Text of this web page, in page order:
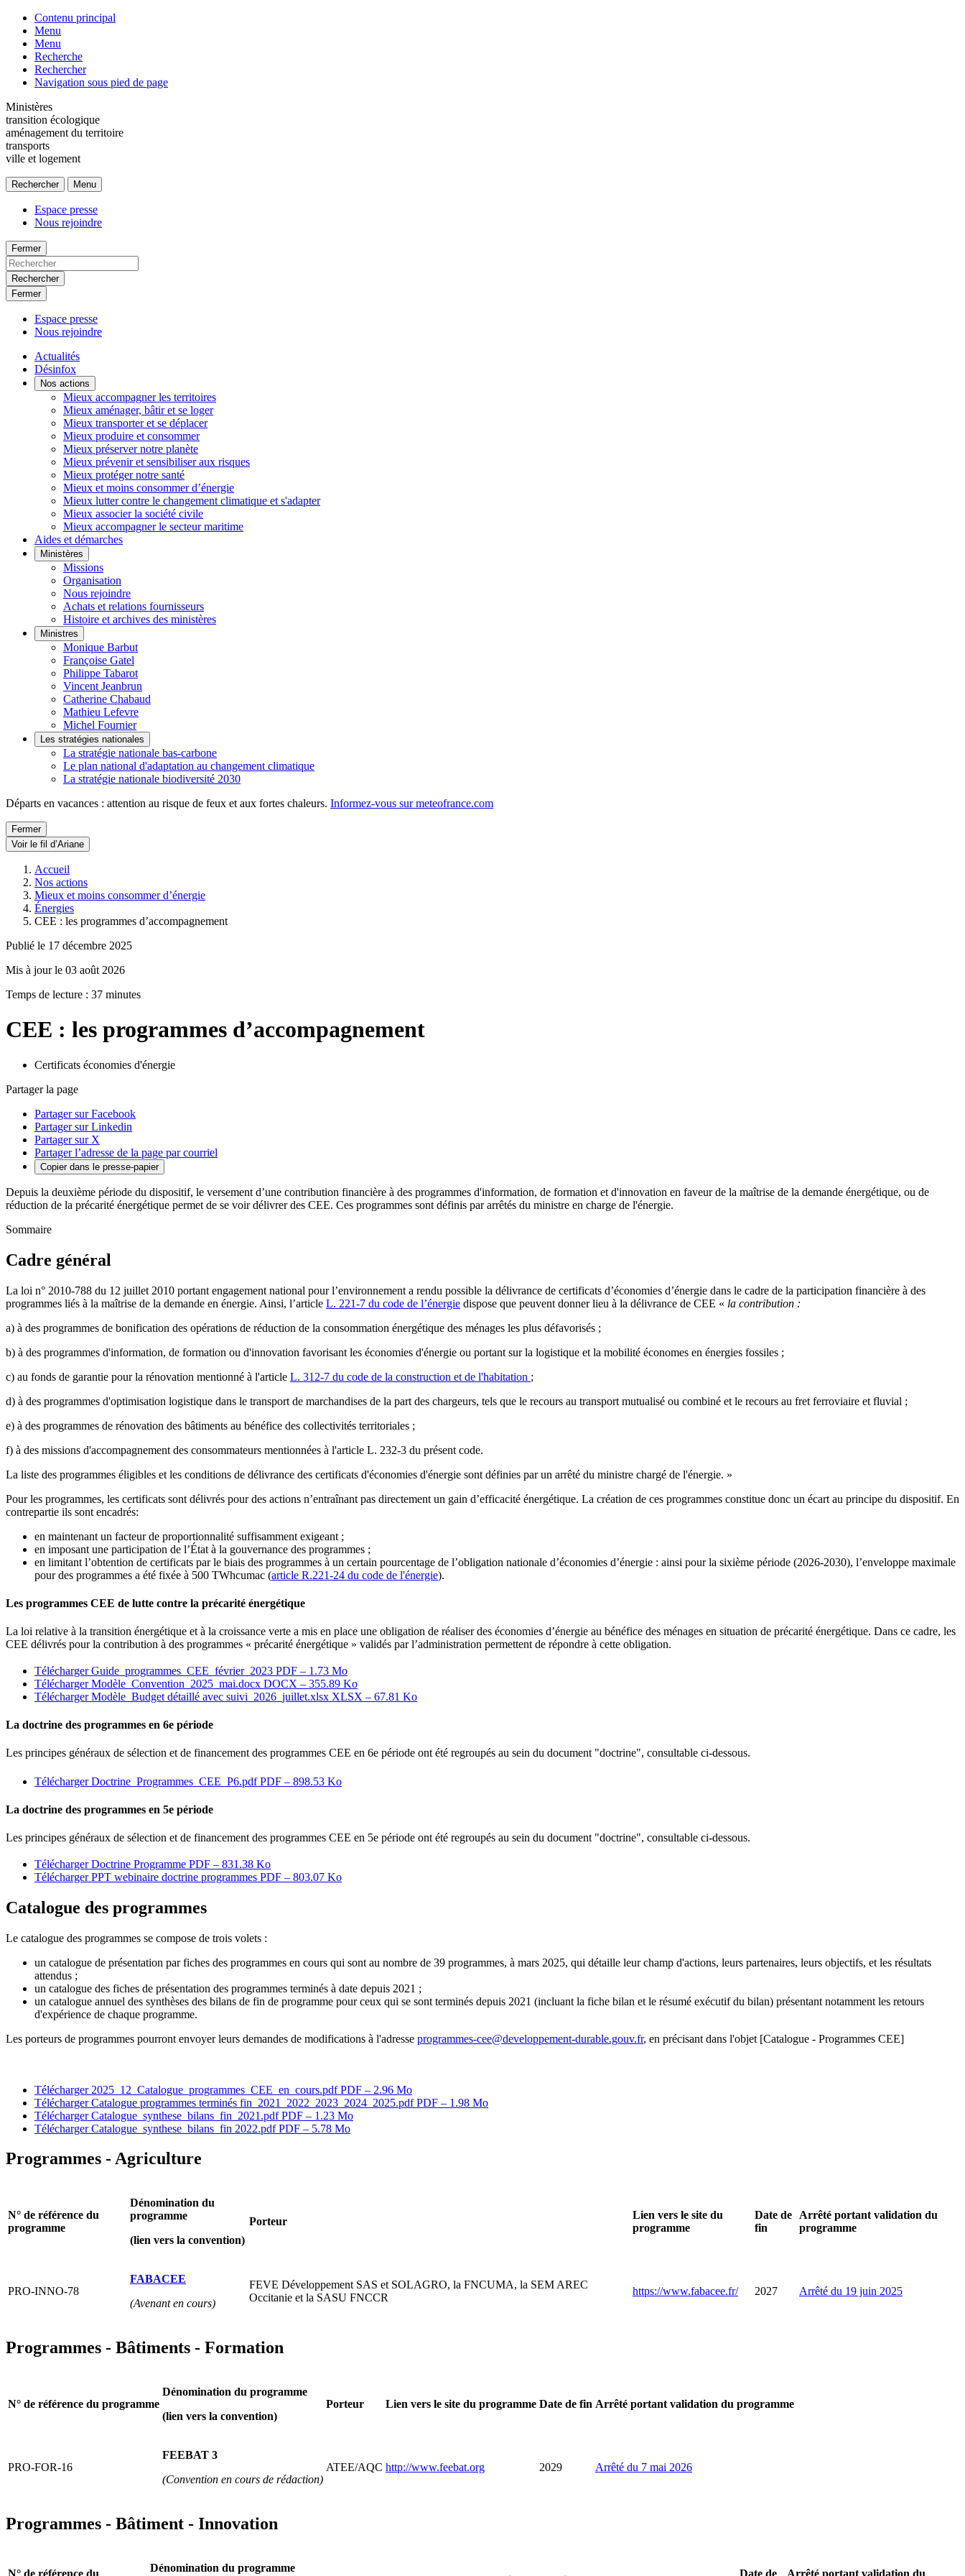
Contenu principal
Menu
Menu
Recherche
Rechercher
Navigation sous pied de page
Ministères
transition écologique
aménagement du territoire
transports
ville et logement
Rechercher Menu
Espace presse
Nous rejoindre
Fermer
Rechercher
Fermer
Espace presse
Nous rejoindre
Actualités
Désinfox
Nos actions
Mieux accompagner les territoires
Mieux aménager, bâtir et se loger
Mieux transporter et se déplacer
Mieux produire et consommer
Mieux préserver notre planète
Mieux prévenir et sensibiliser aux risques
Mieux protéger notre santé
Mieux et moins consommer d’énergie
Mieux lutter contre le changement climatique et s'adapter
Mieux associer la société civile
Mieux accompagner le secteur maritime
Aides et démarches
Ministères
Missions
Organisation
Nous rejoindre
Achats et relations fournisseurs
Histoire et archives des ministères
Ministres
Monique Barbut
Françoise Gatel
Philippe Tabarot
Vincent Jeanbrun
Catherine Chabaud
Mathieu Lefevre
Michel Fournier
Les stratégies nationales
La stratégie nationale bas-carbone
Le plan national d'adaptation au changement climatique
La stratégie nationale biodiversité 2030
Départs en vacances : attention au risque de feux et aux fortes chaleurs. Informez-vous sur meteofrance.com
Fermer
Voir le fil d’Ariane
Accueil
Nos actions
Mieux et moins consommer d’énergie
Énergies
CEE : les programmes d’accompagnement
Publié le 17 décembre 2025
Mis à jour le 03 août 2026
Temps de lecture : 37 minutes
CEE : les programmes d’accompagnement
Certificats économies d'énergie
Partager la page
Partager sur Facebook
Partager sur Linkedin
Partager sur X
Partager l’adresse de la page par courriel
Copier dans le presse-papier
Depuis la deuxième période du dispositif, le versement d’une contribution financière à des programmes d'information, de formation et d'innovation en faveur de la maîtrise de la demande énergétique, ou de
réduction de la précarité énergétique permet de se voir délivrer des CEE. Ces programmes sont définis par arrêtés du ministre en charge de l'énergie.
Sommaire
Cadre général
La loi n° 2010-788 du 12 juillet 2010 portant engagement national pour l’environnement a rendu possible la délivrance de certificats d’économies d’énergie dans le cadre de la participation financière à des
programmes liés à la maîtrise de la demande en énergie. Ainsi, l’article L. 221-7 du code de l’énergie dispose que peuvent donner lieu à la délivrance de CEE « la contribution :
a) à des programmes de bonification des opérations de réduction de la consommation énergétique des ménages les plus défavorisés ;
b) à des programmes d'information, de formation ou d'innovation favorisant les économies d'énergie ou portant sur la logistique et la mobilité économes en énergies fossiles ;
c) au fonds de garantie pour la rénovation mentionné à l'article L. 312-7 du code de la construction et de l'habitation ;
d) à des programmes d'optimisation logistique dans le transport de marchandises de la part des chargeurs, tels que le recours au transport mutualisé ou combiné et le recours au fret ferroviaire et fluvial ;
e) à des programmes de rénovation des bâtiments au bénéfice des collectivités territoriales ;
f) à des missions d'accompagnement des consommateurs mentionnées à l'article L. 232-3 du présent code.
La liste des programmes éligibles et les conditions de délivrance des certificats d'économies d'énergie sont définies par un arrêté du ministre chargé de l'énergie. »
Pour les programmes, les certificats sont délivrés pour des actions n’entraînant pas directement un gain d’efficacité énergétique. La création de ces programmes constitue donc un écart au principe du dispositif. En
contrepartie ils sont encadrés:
en maintenant un facteur de proportionnalité suffisamment exigeant ;
en imposant une participation de l’État à la gouvernance des programmes ;
en limitant l’obtention de certificats par le biais des programmes à un certain pourcentage de l’obligation nationale d’économies d’énergie : ainsi pour la sixième période (2026-2030), l’enveloppe maximale
pour des programmes a été fixée à 500 TWhcumac (article R.221-24 du code de l'énergie).
Les programmes CEE de lutte contre la précarité énergétique
La loi relative à la transition énergétique et à la croissance verte a mis en place une obligation de réaliser des économies d’énergie au bénéfice des ménages en situation de précarité énergétique. Dans ce cadre, les
CEE délivrés pour la contribution à des programmes « précarité énergétique » validés par l’administration permettent de répondre à cette obligation.
Télécharger Guide_programmes_CEE_février_2023 PDF – 1.73 Mo
Télécharger Modèle_Convention_2025_mai.docx DOCX – 355.89 Ko
Télécharger Modèle_Budget détaillé avec suivi_2026_juillet.xlsx XLSX – 67.81 Ko
La doctrine des programmes en 6e période
Les principes généraux de sélection et de financement des programmes CEE en 6e période ont été regroupés au sein du document "doctrine", consultable ci-dessous.
Télécharger Doctrine_Programmes_CEE_P6.pdfPDF – 898.53 Ko
La doctrine des programmes en 5e période
Les principes généraux de sélection et de financement des programmes CEE en 5e période ont été regroupés au sein du document "doctrine", consultable ci-dessous.
Télécharger Doctrine Programme PDF – 831.38 Ko
Télécharger PPT webinaire doctrine programmes PDF – 803.07 Ko
Catalogue des programmes
Le catalogue des programmes se compose de trois volets :
un catalogue de présentation par fiches des programmes en cours qui sont au nombre de 39 programmes, à mars 2025, qui détaille leur champ d'actions, leurs partenaires, leurs objectifs, et les résultats
attendus ;
un catalogue des fiches de présentation des programmes terminés à date depuis 2021 ;
un catalogue annuel des synthèses des bilans de fin de programme pour ceux qui se sont terminés depuis 2021 (incluant la fiche bilan et le résumé exécutif du bilan) présentant notamment les retours
d'expérience de chaque programme.
Les porteurs de programmes pourront envoyer leurs demandes de modifications à l'adresse programmes-cee@developpement-durable.gouv.fr, en précisant dans l'objet [Catalogue - Programmes CEE]
Télécharger 2025_12_Catalogue_programmes_CEE_en_cours.pdfPDF – 2.96 Mo
Télécharger Catalogue programmes terminés fin_2021_2022_2023_2024_2025.pdfPDF – 1.98 Mo
Télécharger Catalogue_synthese_bilans_fin_2021.pdfPDF – 1.23 Mo
Télécharger Catalogue_synthese_bilans_fin 2022.pdfPDF – 5.78 Mo
Programmes - Agriculture
N° de référence du
programme
Dénomination du
programme
(lien vers la convention)
Porteur
Lien vers le site du
programme
Date de
fin
Arrêté portant validation du
programme
PRO-INNO-78
FABACEE
(Avenant en cours)
FEVE Développement SAS et SOLAGRO, la FNCUMA, la SEM AREC
Occitanie et la SASU FNCCR
https://www.fabacee.fr/ 2027 Arrêté du 19 juin 2025
Programmes - Bâtiments - Formation
N° de référence du programme
Dénomination du programme
(lien vers la convention)
Porteur Lien vers le site du programme Date de fin Arrêté portant validation du programme
PRO-FOR-16
FEEBAT 3
(Convention en cours de rédaction)
ATEE/AQC http://www.feebat.org 2029 Arrêté du 7 mai 2026
Programmes - Bâtiment - Innovation
N° de référence du
Dénomination du programme
Date de Arrêté portant validation du